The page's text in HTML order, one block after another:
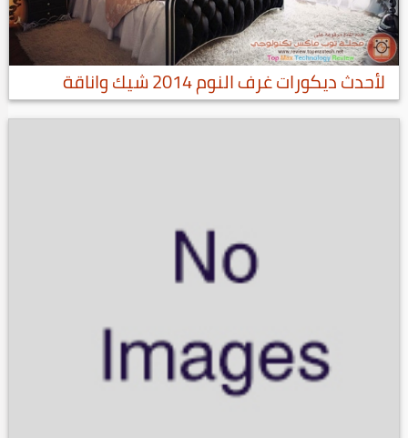
لأحدث ديكورات غرف النوم 2014 شيك واناقة